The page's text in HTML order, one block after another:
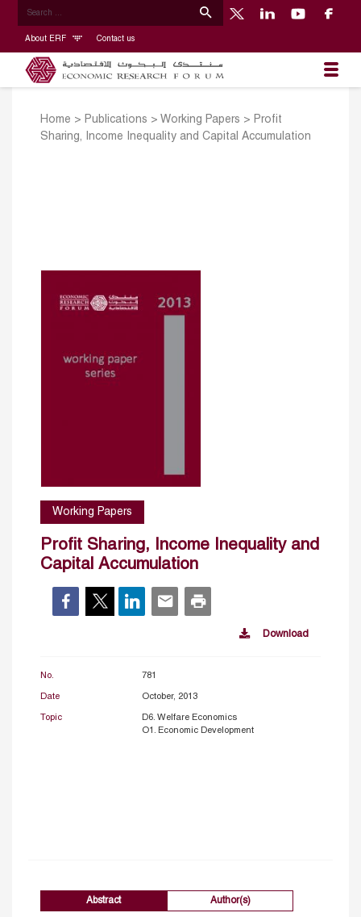
About ERF Contact us
Home > Publications > Working Papers > Profit
Sharing, Income Inequality and Capital Accumulation
Working Papers
Profit Sharing, Income Inequality and
Capital Accumulation
Download
No. 781
Date October, 2013
Topic
D6. Welfare Economics
O1. Economic Development
Abstract Author(s)